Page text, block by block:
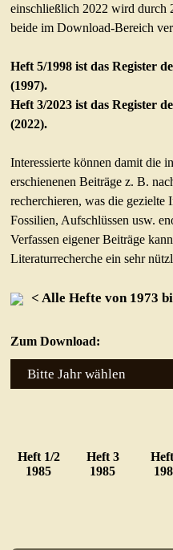
APH-PUBLIKATIONEN
Download alter Hefte
Sonderhefte/-bände
Service für Autoren
Literaturhinweise
Links
GEO KARTEN
KONTAKT
einschließlich 2022 wird durch
beide im Download-Bereich
Heft 5/1998 ist das Register
(1997).
Heft 3/2023 ist das Register
(2022).
Interessierte können damit die
erschienenen Beiträge z. B.
recherchieren, was die gezielte
Fossilien, Aufschlüssen usw.
Verfassen eigener Beiträge
Literaturrecherche ein sehr
< Alle Hefte von 1973
Zum Download:
Bitte Jahr wählen
Heft 1/2
1985
Heft 3
1985